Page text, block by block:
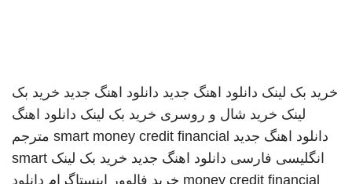
خرید بک لینک دانلود اهنگ جدید دانلود اهنگ جدید خرید بک
لینک خرید شال و روسری خرید بک لینک دانلود اهنگ
دانلود اهنگ جدید smart money credit financial مترجم
انگلیسی فارسی دانلود اهنگ جدید خرید بک لینک smart
money credit financial خرید فالوور اینستاگرام دانلود